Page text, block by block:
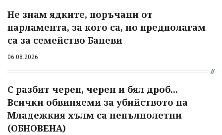
Не знам ядките, поръчани от
парламента, за кого са, но предполагам
са за семейство Баневи
06.08.2026
С разбит череп, черен и бял дроб...
Всички обвиняеми за убийството на
Младежкия хълм са непълнолетни
(ОБНОВЕНА)